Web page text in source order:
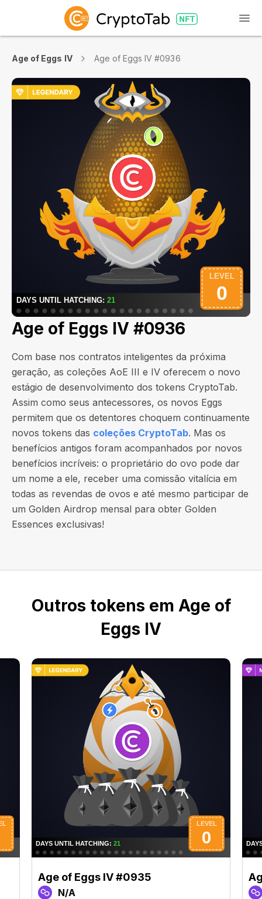
Age of Eggs IV Age of Eggs IV #0936
Age of Eggs IV #0936
Com base nos contratos inteligentes da próxima
geração, as coleções AoE III e IV oferecem o novo
estágio de desenvolvimento dos tokens CryptoTab.
Assim como seus antecessores, os novos Eggs
permitem que os detentores choquem continuamente
novos tokens das coleções CryptoTab. Mas os
benefícios antigos foram acompanhados por novos
benefícios incríveis: o proprietário do ovo pode dar
um nome a ele, receber uma comissão vitalícia em
todas as revendas de ovos e até mesmo participar de
um Golden Airdrop mensal para obter Golden
Essences exclusivas!
Outros tokens em Age of
Eggs IV
Age of Eggs IV #0935
N/A